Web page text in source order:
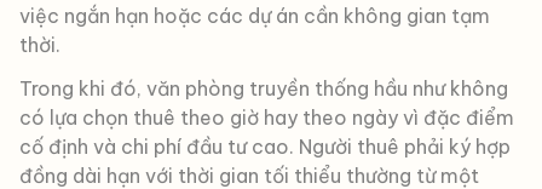
việc ngắn hạn hoặc các dự án cần không gian tạm
thời.
Trong khi đó, văn phòng truyền thống hầu như không
có lựa chọn thuê theo giờ hay theo ngày vì đặc điểm
cố định và chi phí đầu tư cao. Người thuê phải ký hợp
đồng dài hạn với thời gian tối thiểu thường từ một